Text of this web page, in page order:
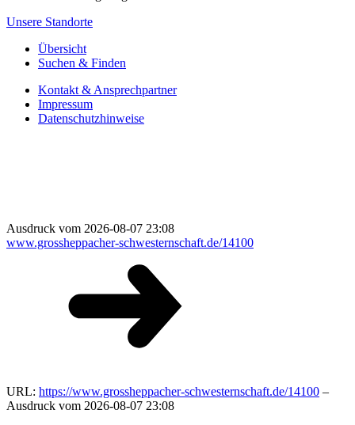
Unsere Standorte
Übersicht
Suchen & Finden
Kontakt & Ansprechpartner
Impressum
Datenschutzhinweise
Ausdruck vom 2026-08-07 23:08
www.grossheppacher-schwesternschaft.de/14100
URL: https://www.grossheppacher-schwesternschaft.de/14100 –
Ausdruck vom 2026-08-07 23:08